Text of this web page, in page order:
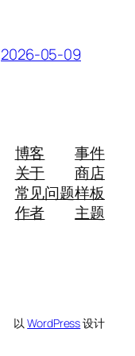
2026-05-09
博客
关于
常见问题
作者
事件
商店
样板
主题
以WordPress设计